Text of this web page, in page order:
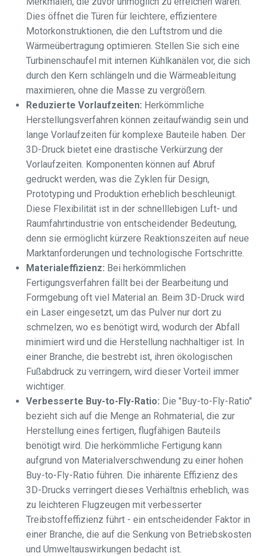
Dies öffnet die Türen für leichtere, effizientere
Motorkonstruktionen, die den Luftstrom und die
Wärmeübertragung optimieren. Stellen Sie sich eine
Turbinenschaufel mit internen Kühlkanälen vor, die sich
durch den Kern schlängeln und die Wärmeableitung
maximieren, ohne die Masse zu vergrößern.
Reduzierte Vorlaufzeiten: Herkömmliche
Herstellungsverfahren können zeitaufwändig sein und
lange Vorlaufzeiten für komplexe Bauteile haben. Der
3D-Druck bietet eine drastische Verkürzung der
Vorlaufzeiten. Komponenten können auf Abruf
gedruckt werden, was die Zyklen für Design,
Prototyping und Produktion erheblich beschleunigt.
Diese Flexibilität ist in der schnelllebigen Luft- und
Raumfahrtindustrie von entscheidender Bedeutung,
denn sie ermöglicht kürzere Reaktionszeiten auf neue
Marktanforderungen und technologische Fortschritte.
Materialeffizienz: Bei herkömmlichen
Fertigungsverfahren fällt bei der Bearbeitung und
Formgebung oft viel Material an. Beim 3D-Druck wird
ein Laser eingesetzt, um das Pulver nur dort zu
schmelzen, wo es benötigt wird, wodurch der Abfall
minimiert wird und die Herstellung nachhaltiger ist. In
einer Branche, die bestrebt ist, ihren ökologischen
Fußabdruck zu verringern, wird dieser Vorteil immer
wichtiger.
Verbesserte Buy-to-Fly-Ratio: Die "Buy-to-Fly-Ratio"
bezieht sich auf die Menge an Rohmaterial, die zur
Herstellung eines fertigen, flugfähigen Bauteils
benötigt wird. Die herkömmliche Fertigung kann
aufgrund von Materialverschwendung zu einer hohen
Buy-to-Fly-Ratio führen. Die inhärente Effizienz des
3D-Drucks verringert dieses Verhältnis erheblich, was
zu leichteren Flugzeugen mit verbesserter
Treibstoffeffizienz führt - ein entscheidender Faktor in
einer Branche, die auf die Senkung von Betriebskosten
und Umweltauswirkungen bedacht ist.